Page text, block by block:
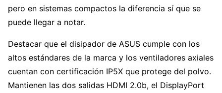
pero en sistemas compactos la diferencia sí que se
puede llegar a notar.
Destacar que el disipador de ASUS cumple con los
altos estándares de la marca y los ventiladores axiales
cuentan con certificación IP5X que protege del polvo.
Mantienen las dos salidas HDMI 2.0b, el DisplayPort